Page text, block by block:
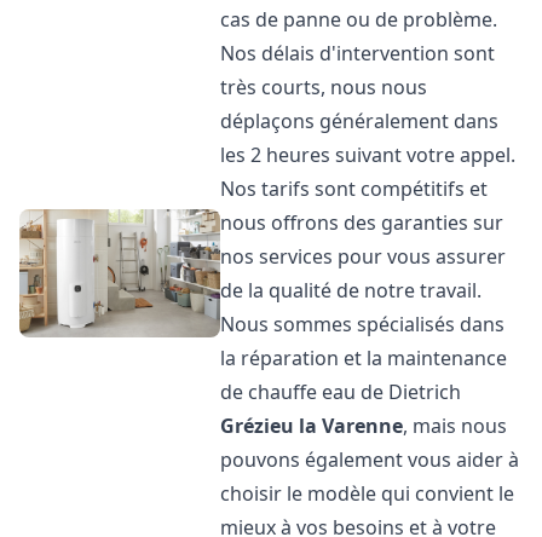
cas de panne ou de problème.
Nos délais d'intervention sont
très courts, nous nous
déplaçons généralement dans
les 2 heures suivant votre appel.
Nos tarifs sont compétitifs et
nous offrons des garanties sur
nos services pour vous assurer
de la qualité de notre travail.
Nous sommes spécialisés dans
la réparation et la maintenance
de chauffe eau de Dietrich
Grézieu la Varenne, mais nous
pouvons également vous aider à
choisir le modèle qui convient le
mieux à vos besoins et à votre